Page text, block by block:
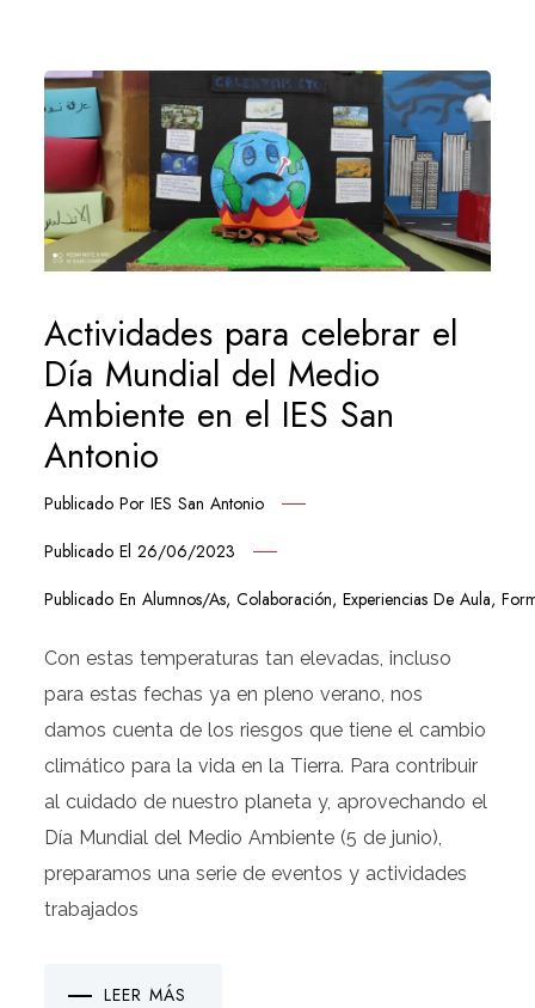
Actividades para celebrar el
Día Mundial del Medio
Ambiente en el IES San
Antonio
Publicado PorIES San Antonio
Publicado El26/06/2023
Publicado EnAlumnos/as,Colaboración,Experiencias De Aula,
Con estas temperaturas tan elevadas, incluso
para estas fechas ya en pleno verano, nos
damos cuenta de los riesgos que tiene el cambio
climático para la vida en la Tierra. Para contribuir
al cuidado de nuestro planeta y, aprovechando el
Día Mundial del Medio Ambiente (5 de junio),
preparamos una serie de eventos y actividades
trabajados
LEER MÁS